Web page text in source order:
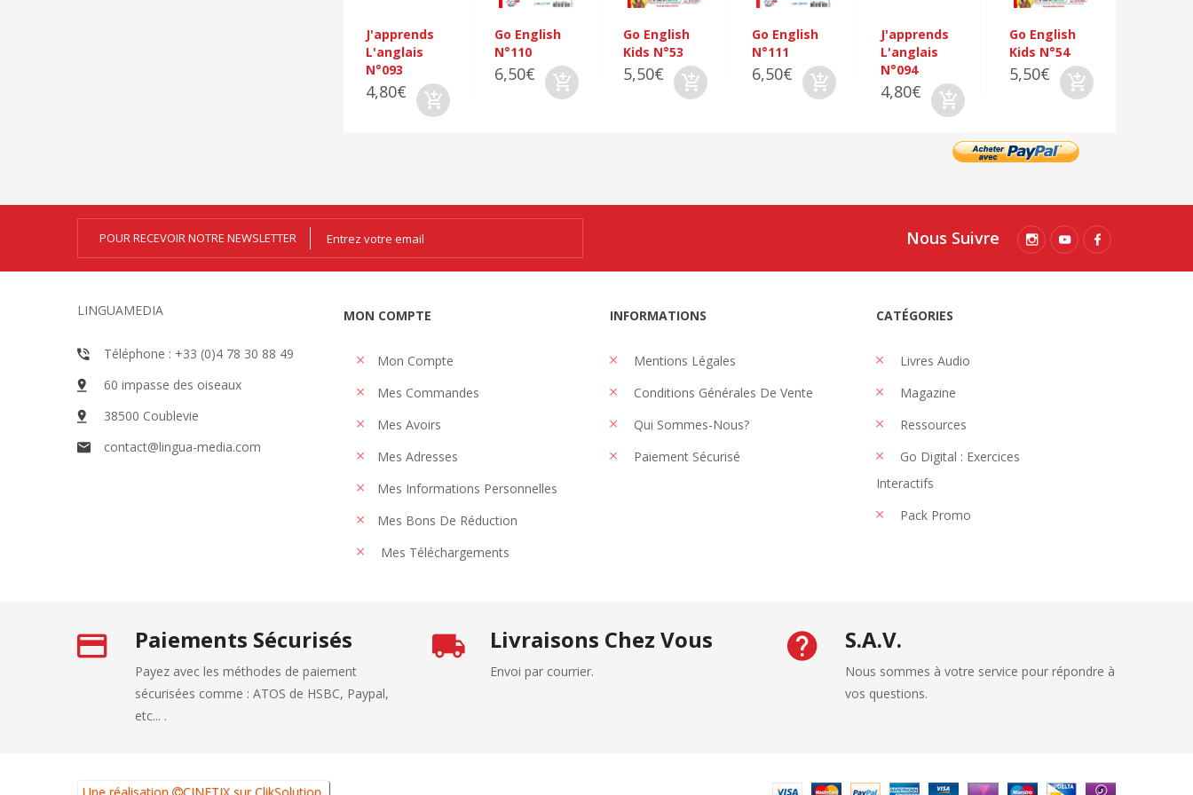
J'apprends
L'anglais
N°093
4,80€
Go English
N°110
6,50€
Go English
Kids N°53
5,50€
Go English
N°111
6,50€
J'apprends
L'anglais
N°094
4,80€
Go English
Kids N°54
5,50€
POUR RECEVOIR NOTRE NEWSLETTER Nous Suivre
LINGUAMEDIA
Téléphone : +33 (0)4 78 30 88 49
60 impasse des oiseaux
38500 Coublevie
contact@lingua-media.com
MON COMPTE
Mon Compte
Mes Commandes
Mes Avoirs
Mes Adresses
Mes Informations Personnelles
Mes Bons De Réduction
Mes Téléchargements
INFORMATIONS
Mentions Légales
Conditions Générales De Vente
Qui Sommes-Nous?
Paiement Sécurisé
CATÉGORIES
Livres Audio
Magazine
Ressources
Go Digital : Exercices
Interactifs
Pack Promo
Paiements Sécurisés
Payez avec les méthodes de paiement
sécurisées comme : ATOS de HSBC, Paypal,
etc... .
Livraisons Chez Vous
Envoi par courrier.
S.A.V.
Nous sommes à votre service pour répondre à
vos questions.